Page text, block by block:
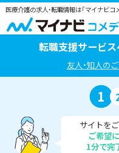
医療介護の求人・転職情報は「マイナビコ
転職支援サービ
友人・知人の
1
サイトを
ご希望
1分で完